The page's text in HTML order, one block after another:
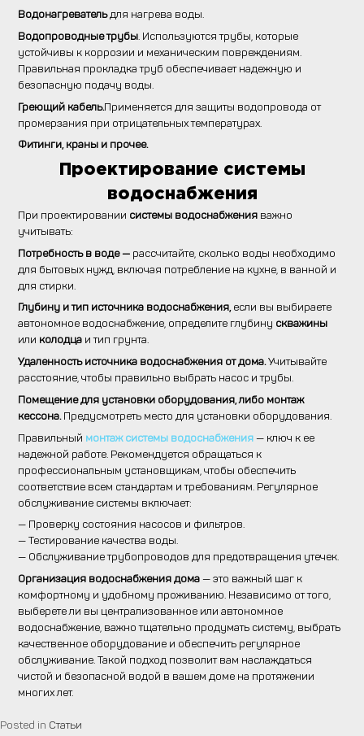
Водонагревательдля нагрева воды.
Водопроводные трубы . Используются трубы, которые
устойчивы к коррозии и механическим повреждениям.
Правильная прокладка труб обеспечивает надежную и
безопасную подачу воды.
Греющий кабель.Применяется для защиты водопровода от
промерзания при отрицательных температурах.
Фитинги, краны и прочее.
Проектирование системы
водоснабжения
При проектировании системы водоснабжения важно
учитывать:
Потребность в воде — рассчитайте, сколько воды необходимо
для бытовых нужд, включая потребление на кухне, в ванной и
для стирки.
Глубину и тип источника водоснабжения,если вы выбираете
автономное водоснабжение, определите глубину скважины
или колодца и тип грунта.
Удаленность источника водоснабжения от дома.Учитывайте
расстояние, чтобы правильно выбрать насос и трубы.
Помещение для установки оборудования, либо монтаж
кессона. Предусмотреть место для установки оборудования.
Правильный монтаж системы водоснабжения— ключ к ее
надежной работе. Рекомендуется обращаться к
профессиональным установщикам, чтобы обеспечить
соответствие всем стандартам и требованиям. Регулярное
обслуживание системы включает:
— Проверку состояния насосов и фильтров.
— Тестирование качества воды.
— Обслуживание трубопроводов для предотвращения утечек.
Организация водоснабжения дома— это важный шаг к
комфортному и удобному проживанию. Независимо от того,
выберете ли вы централизованное или автономное
водоснабжение, важно тщательно продумать систему, выбрать
качественное оборудование и обеспечить регулярное
обслуживание. Такой подход позволит вам наслаждаться
чистой и безопасной водой в вашем доме на протяжении
многих лет.
Posted in Статьи